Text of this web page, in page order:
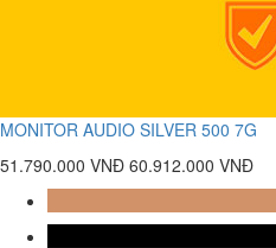
MONITOR AUDIO SILVER 500 7G
51.790.000 VNĐ 60.912.000 VNĐ